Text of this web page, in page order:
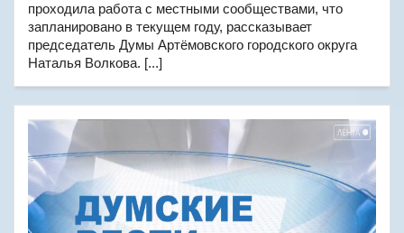
проходила работа с местными сообществами, что
запланировано в текущем году, рассказывает
председатель Думы Артёмовского городского округа
Наталья Волкова. [...]